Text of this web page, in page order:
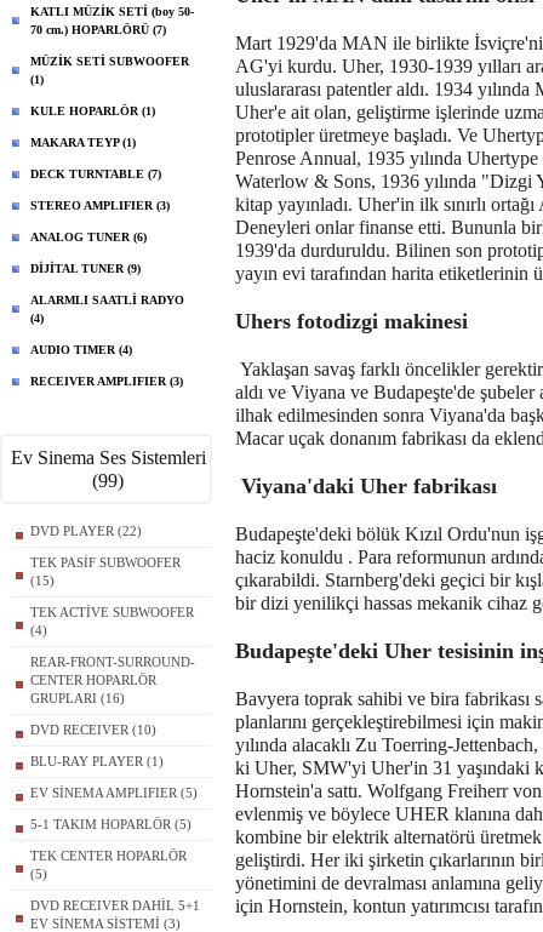
KATLI MÜZİK SETİ (boy 50-
70 cm.) HOPARLÖRÜ (7)
MÜZİK SETİ SUBWOOFER
(1)
KULE HOPARLÖR (1)
MAKARA TEYP (1)
DECK TURNTABLE (7)
STEREO AMPLIFIER (3)
ANALOG TUNER (6)
DİJİTAL TUNER (9)
ALARMLI SAATLİ RADYO
(4)
AUDIO TIMER (4)
RECEIVER AMPLIFIER (3)
Ev Sinema Ses Sistemleri
(99)
DVD PLAYER (22)
TEK PASİF SUBWOOFER
(15)
TEK ACTİVE SUBWOOFER
(4)
REAR-FRONT-SURROUND-
CENTER HOPARLÖR
GRUPLARI (16)
DVD RECEIVER (10)
BLU-RAY PLAYER (1)
EV SİNEMA AMPLIFIER (5)
5-1 TAKIM HOPARLÖR (5)
TEK CENTER HOPARLÖR
(5)
DVD RECEIVER DAHİL 5+1
EV SİNEMA SİSTEMİ (3)
Mart 1929'da MAN ile birlikte
AG'yi kurdu. Uher, 1930-1939 yılları
uluslararası patentler aldı. 1934
Uher'e ait olan, geliştirme işlerinde
prototipler üretmeye başladı. Ve
Penrose Annual, 1935 yılında
Waterlow & Sons, 1936 yılında "Dizgi
kitap yayınladı. Uher'in ilk sınırlı
Deneyleri onlar finanse etti. Bununla
1939'da durduruldu. Bilinen son
yayın evi tarafından harita etiketlerinin
Uhers fotodizgi makinesi
Yaklaşan savaş farklı öncelikler
aldı ve Viyana ve Budapeşte'de
ilhak edilmesinden sonra Viyana'da
Macar uçak donanım fabrikası da
Viyana'daki Uher fabrikası
Budapeşte'deki bölük Kızıl Ordu'nun
haciz konuldu . Para reformunun
çıkarabildi. Starnberg'deki geçici bir
bir dizi yenilikçi hassas mekanik cihaz
Budapeşte'deki Uher tesisinin
Bavyera toprak sahibi ve bira fabrikası
planlarını gerçekleştirebilmesi için
yılında alacaklı Zu Toerring-
ki Uher, SMW'yi Uher'in 31 yaşındaki
Hornstein'a sattı. Wolfgang Freiherr
evlenmiş ve böylece UHER klanına
kombine bir elektrik alternatörü üretmek
geliştirdi. Her iki şirketin çıkarlarının
yönetimini de devralması anlamına
için Hornstein, kontun yatırımcısı